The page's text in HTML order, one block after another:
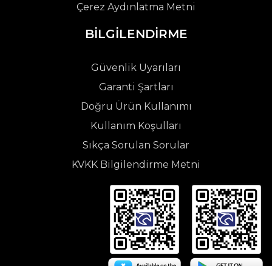
Çerez Aydınlatma Metni
BİLGİLENDİRME
Güvenlik Uyarıları
Garanti Şartları
Doğru Ürün Kullanımı
Kullanım Koşulları
Sıkça Sorulan Sorular
KVKK Bilgilendirme Metni